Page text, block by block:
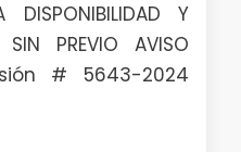
DISPONIBILIDAD Y
PREVIO AVISO
# 5643-2024